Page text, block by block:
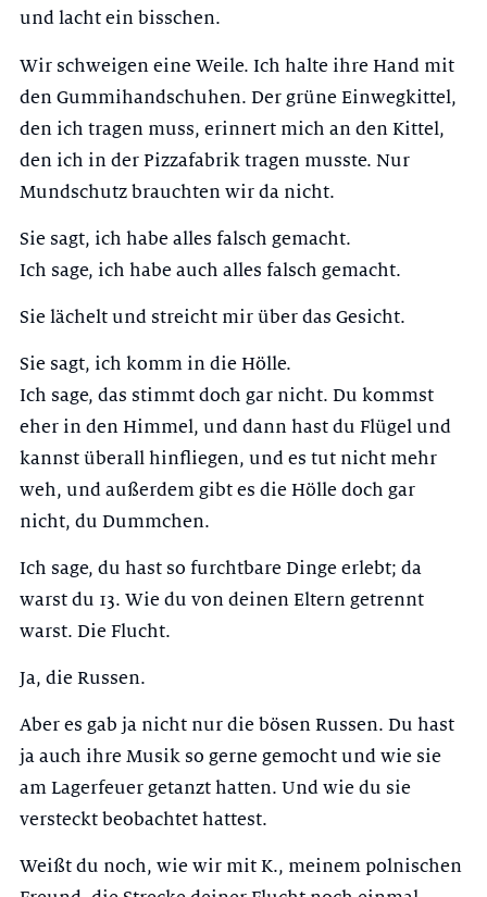
und lacht ein bisschen.
Wir schweigen eine Weile. Ich halte ihre Hand mit
den Gummihandschuhen. Der grüne Einwegkittel,
den ich tragen muss, erinnert mich an den Kittel,
den ich in der Pizzafabrik tragen musste. Nur
Mundschutz brauchten wir da nicht.
Sie sagt, ich habe alles falsch gemacht.
Ich sage, ich habe auch alles falsch gemacht.
Sie lächelt und streicht mir über das Gesicht.
Sie sagt, ich komm in die Hölle.
Ich sage, das stimmt doch gar nicht. Du kommst
eher in den Himmel, und dann hast du Flügel und
kannst überall hinfliegen, und es tut nicht mehr
weh, und außerdem gibt es die Hölle doch gar
nicht, du Dummchen.
Ich sage, du hast so furchtbare Dinge erlebt; da
warst du 13. Wie du von deinen Eltern getrennt
warst. Die Flucht.
Ja, die Russen.
Aber es gab ja nicht nur die bösen Russen. Du hast
ja auch ihre Musik so gerne gemocht und wie sie
am Lagerfeuer getanzt hatten. Und wie du sie
versteckt beobachtet hattest.
Weißt du noch, wie wir mit K., meinem polnischen